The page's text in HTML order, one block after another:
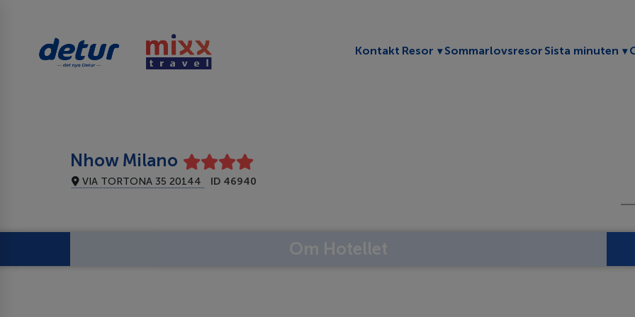
Kontakt Resor Toggle submenu
Sommarlovsresor Sista minuten
Nhow Milano
VIA TORTONA 35 20144 ID 46940